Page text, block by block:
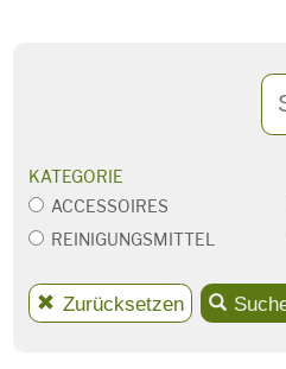
KATEGORIE
ACCESSOIRES
REINIGUNGSMITTEL
Zurücksetzen